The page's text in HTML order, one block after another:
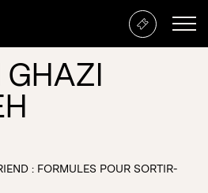
GHAZI
: FORMULES POUR SORTIR-